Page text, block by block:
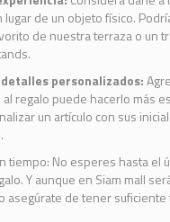
de un objeto físico.
de nuestra terraza o un
personalizados:
regalo puede hacerlo más
un artículo con sus
tiempo: No esperes hasta el
Y aunque en Siam mall
asegúrate de tener